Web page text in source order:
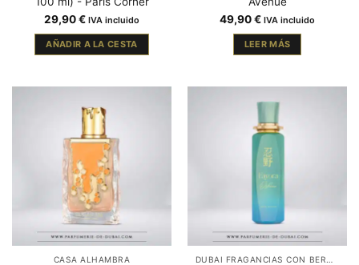
29,90€ IVA incluido
AÑADIR A LA CESTA
49,90€ IVA incluido
LEER MÁS
CASA ALHAMBRA